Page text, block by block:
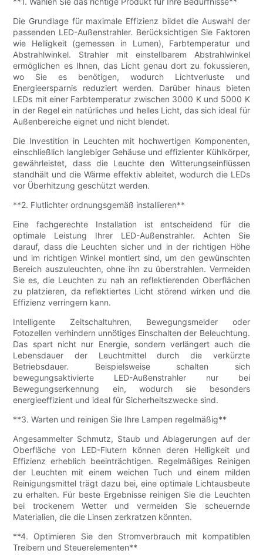
Die Grundlage für maximale Effizienz bildet die Auswahl der
passenden LED-Außenstrahler. Berücksichtigen Sie Faktoren
wie Helligkeit (gemessen in Lumen), Farbtemperatur und
Abstrahlwinkel. Strahler mit einstellbarem Abstrahlwinkel
ermöglichen es Ihnen, das Licht genau dort zu fokussieren,
wo Sie es benötigen, wodurch Lichtverluste und
Energieersparnis reduziert werden. Darüber hinaus bieten
LEDs mit einer Farbtemperatur zwischen 3000 K und 5000 K
in der Regel ein natürliches und helles Licht, das sich ideal für
Außenbereiche eignet und nicht blendet.
Die Investition in Leuchten mit hochwertigen Komponenten,
einschließlich langlebiger Gehäuse und effizienter Kühlkörper,
gewährleistet, dass die Leuchte den Witterungseinflüssen
standhält und die Wärme effektiv ableitet, wodurch die LEDs
vor Überhitzung geschützt werden.
**2. Flutlichter ordnungsgemäß installieren**
Eine fachgerechte Installation ist entscheidend für die
optimale Leistung Ihrer LED-Außenstrahler. Achten Sie
darauf, dass die Leuchten sicher und in der richtigen Höhe
und im richtigen Winkel montiert sind, um den gewünschten
Bereich auszuleuchten, ohne ihn zu überstrahlen. Vermeiden
Sie es, die Leuchten zu nah an reflektierenden Oberflächen
zu platzieren, da reflektiertes Licht störend wirken und die
Effizienz verringern kann.
Intelligente Zeitschaltuhren, Bewegungsmelder oder
Fotozellen verhindern unnötiges Einschalten der Beleuchtung.
Das spart nicht nur Energie, sondern verlängert auch die
Lebensdauer der Leuchtmittel durch die verkürzte
Betriebsdauer. Beispielsweise schalten sich
bewegungsaktivierte LED-Außenstrahler nur bei
Bewegungserkennung ein, wodurch sie besonders
energieeffizient und ideal für Sicherheitszwecke sind.
**3. Warten und reinigen Sie Ihre Lampen regelmäßig**
Angesammelter Schmutz, Staub und Ablagerungen auf der
Oberfläche von LED-Flutern können deren Helligkeit und
Effizienz erheblich beeinträchtigen. Regelmäßiges Reinigen
der Leuchten mit einem weichen Tuch und einem milden
Reinigungsmittel trägt dazu bei, eine optimale Lichtausbeute
zu erhalten. Für beste Ergebnisse reinigen Sie die Leuchten
bei trockenem Wetter und vermeiden Sie scheuernde
Materialien, die die Linsen zerkratzen könnten.
**4. Optimieren Sie den Stromverbrauch mit kompatiblen
Treibern und Steuerelementen**